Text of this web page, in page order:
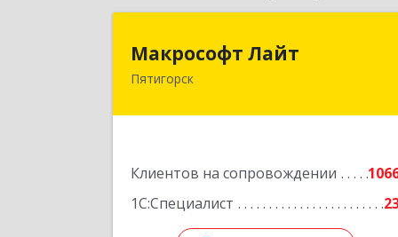
Макрософт Лайт
Пятигорск
Клиентов на сопровождении
1С:Специалист
Макрософт Лайт
357501, Ставропольский край,